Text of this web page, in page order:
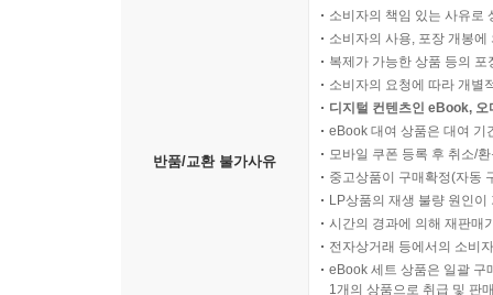
반품/교환 불가사유
소비자의 책임 있는 사유로
소비자의 사용, 포장 개봉
복제가 가능한 상품 등의
소비자의 요청에 따라 개별
디지털 컨텐츠인 eBook,
eBook 대여 상품은 대여 기
모바일 쿠폰 등록 후 취소/
중고상품이 구매확정(자동
LP상품의 재생 불량 원인
시간의 경과에 의해 재판매
전자상거래 등에서의 소비
eBook 세트 상품은 일괄 구
1개의 상품으로 취급 및 판